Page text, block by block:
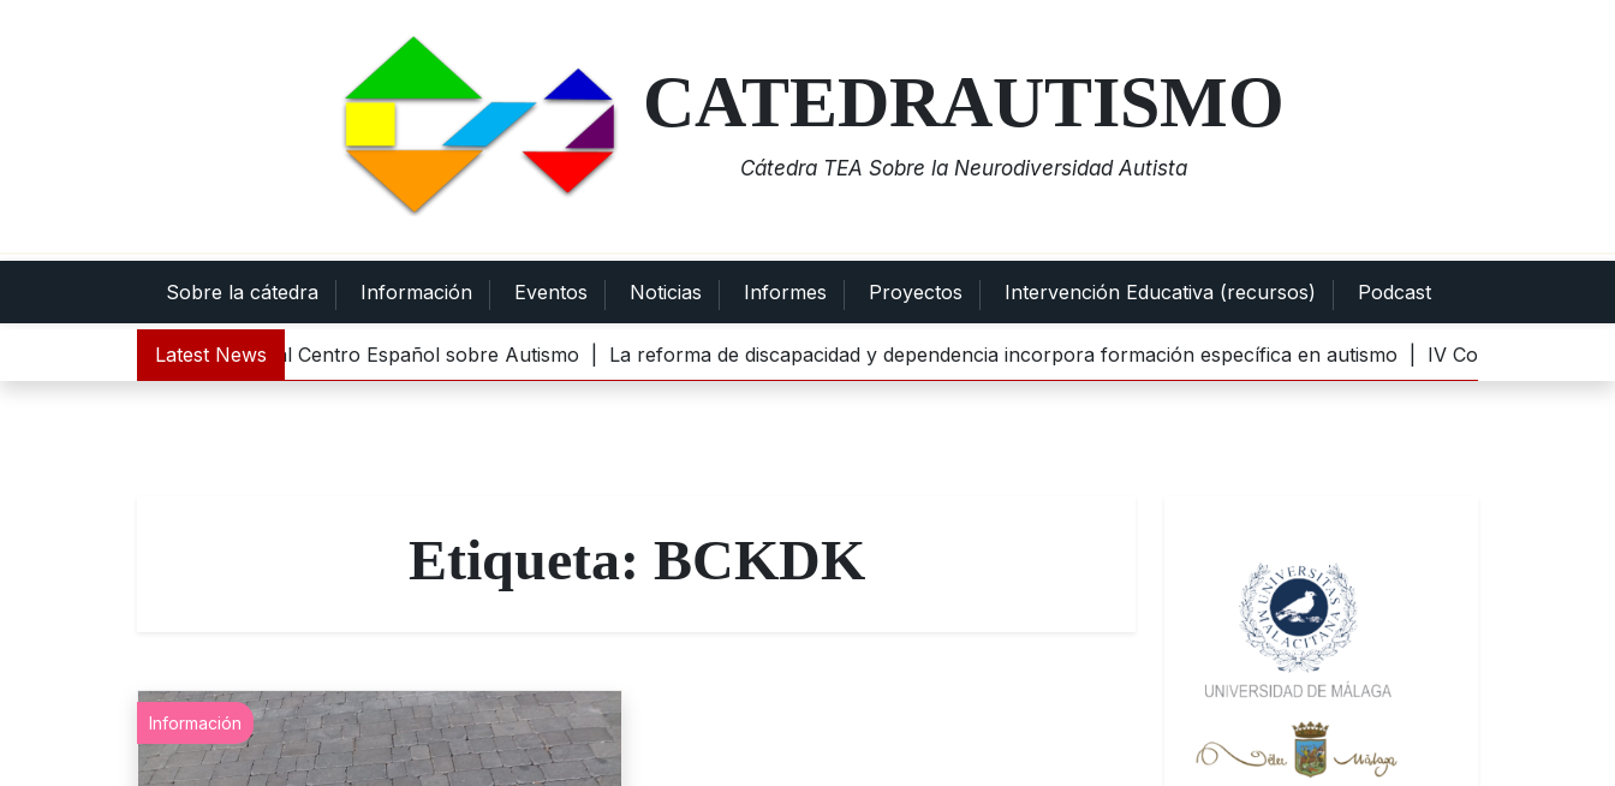
CATEDRAUTISMO
Cátedra TEA Sobre la Neurodiversidad Autista
Sobre la cátedra Información Eventos Noticias Informes Proyectos Intervención Educativa (recursos) Podcast
Latest News
destina 500.000 euros al Centro Español sobre Autismo | La reforma de discapacidad y dependencia incorpora formación específica en autismo | IV Convocatoria del
Etiqueta: BCKDK
Información